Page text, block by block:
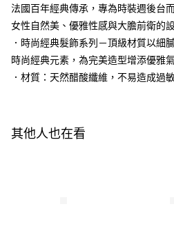
１．簡單：不需註冊會員、不需綁卡、不
２．便利：只要手機號碼，簡訊認證，即
３．安心：先確認商品／服務後，再付款。
【「AFTEE先享後付」結帳流程】
１．於結帳方式選擇「AFTEE先享後付」
※ 請注意：結帳手續完成當下不需立刻繳
宅配
宅配-離島
每筆NT$320，滿NT$3,000(含以上)
法國百年經典傳承，專為時裝週後台
女性自然美、優雅性感與大膽前衛的
．時尚經典髮飾系列－頂級材質以細
時尚經典元素，為完美造型增添優雅
．材質：天然醋酸纖維，不易造成過
其他人也在看